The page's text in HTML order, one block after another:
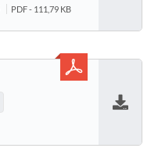
PDF - 111,79 KB